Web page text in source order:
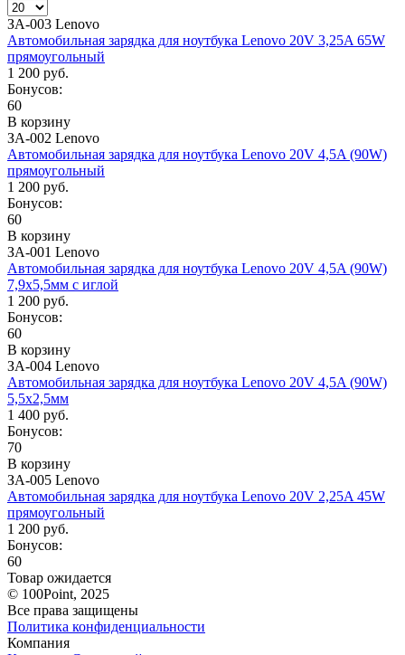
ЗА-003 Lenovo
Автомобильная зарядка для ноутбука Lenovo 20V 3,25A 65W
прямоугольный
1 200 руб.
Бонусов:
60
В корзину
ЗА-002 Lenovo
Автомобильная зарядка для ноутбука Lenovo 20V 4,5A (90W)
прямоугольный
1 200 руб.
Бонусов:
60
В корзину
ЗА-001 Lenovo
Автомобильная зарядка для ноутбука Lenovo 20V 4,5A (90W)
7,9x5,5мм с иглой
1 200 руб.
Бонусов:
60
В корзину
ЗА-004 Lenovo
Автомобильная зарядка для ноутбука Lenovo 20V 4,5A (90W)
5,5x2,5мм
1 400 руб.
Бонусов:
70
В корзину
ЗА-005 Lenovo
Автомобильная зарядка для ноутбука Lenovo 20V 2,25A 45W
прямоугольный
1 200 руб.
Бонусов:
60
Товар ожидается
© 100Point, 2025
Все права защищены
Политика конфиденциальности
Компания